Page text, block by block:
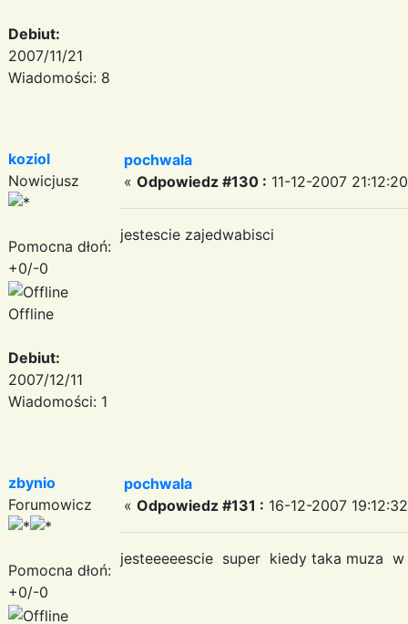
Debiut:
2007/11/21
Wiadomości: 8
koziol
Nowicjusz
Pomocna dłoń:
+0/-0
Offline
Debiut:
2007/12/11
Wiadomości: 1
pochwala
« Odpowiedz #130 : 11-12-2007
jestescie zajedwabisci
zbynio
Forumowicz
Pomocna dłoń:
+0/-0
pochwala
« Odpowiedz #131 : 16-12-2007
jesteeeeescie super kiedy taka muza